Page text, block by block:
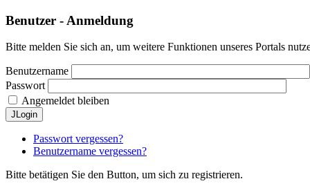
Benutzer - Anmeldung
Bitte melden Sie sich an, um weitere Funktionen unseres Portals
Benutzername
Passwort
Angemeldet bleiben
JLogin
Passwort vergessen?
Benutzername vergessen?
Bitte betätigen Sie den Button, um sich zu registrieren.